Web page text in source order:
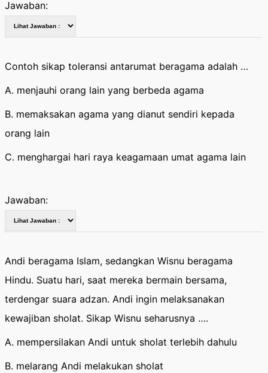
Jawaban:
Contoh sikap toleransi antarumat beragama adalah …
A. menjauhi orang lain yang berbeda agama
B. memaksakan agama yang dianut sendiri kepada
orang lain
C. menghargai hari raya keagamaan umat agama lain
Jawaban:
Andi beragama Islam, sedangkan Wisnu beragama
Hindu. Suatu hari, saat mereka bermain bersama,
terdengar suara adzan. Andi ingin melaksanakan
kewajiban sholat. Sikap Wisnu seharusnya ….
A. mempersilakan Andi untuk sholat terlebih dahulu
B. melarang Andi melakukan sholat